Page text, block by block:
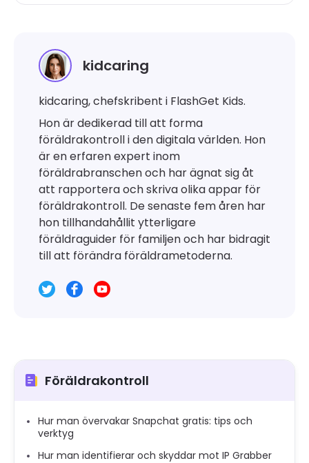
kidcaring
kidcaring, chefskribent i FlashGet Kids.
Hon är dedikerad till att forma
föräldrakontroll i den digitala världen. Hon
är en erfaren expert inom
föräldrabranschen och har ägnat sig åt
att rapportera och skriva olika appar för
föräldrakontroll. De senaste fem åren har
hon tillhandahållit ytterligare
föräldraguider för familjen och har bidragit
till att förändra föräldrametoderna.
Föräldrakontroll
Hur man övervakar Snapchat gratis: tips och
verktyg
Hur man identifierar och skyddar mot IP Grabber